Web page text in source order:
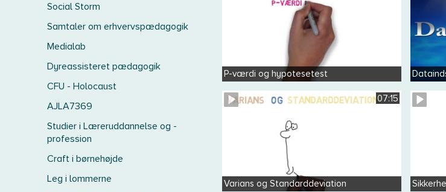
Social Storm
Samtaler om erhvervspædagogik
Medialab
Dyreassisteret pædagogik
CFU - Holocaust
AJLA7369
Studier i Læreruddannelse og -
profession
Craft i børnehøjde
Leg i lommerne
P-værdi og hypotesetest
07:15
Varians og Standarddeviation